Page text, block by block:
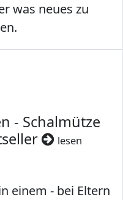
was neues zu
- Schalmütze
lesen
einem - bei Eltern